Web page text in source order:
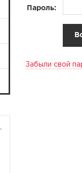
Пароль:
Забыли свой